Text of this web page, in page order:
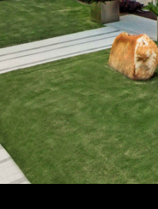
发改委：推动REITs
住建部：城市更新工
央行：着力推动保障
住建部：加快构建房
划重点！未来房地产